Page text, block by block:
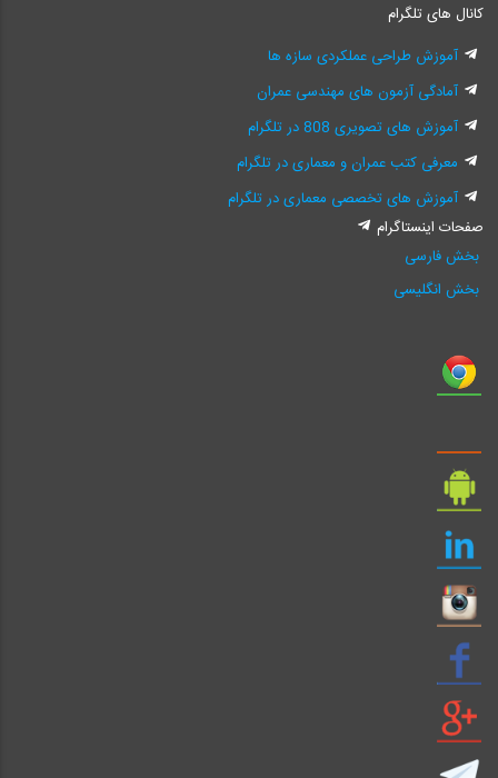
کانال های تلگرام
آموزش طراحی عملکردی سازه ها
آمادگی آزمون های مهندسی عمران
آموزش های تصویری 808 در تلگرام
معرفی کتب عمران و معماری در تلگرام
آموزش های تخصصی معماری در تلگرام
صفحات اینستاگرام
بخش فارسی
بخش انگلیسی